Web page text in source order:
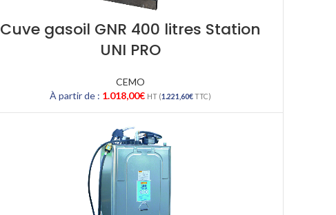
Cuve gasoil GNR 400 litres Station
UNI PRO
CEMO
À partir de : 1.018,00€ HT (1.221,60€TTC)